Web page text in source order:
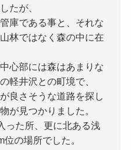
たが、
庫である事と、それな
林ではなく森の中に在
心部には森はあまりな
軽井沢との町境で、
良さそうな道路を探し
が見つかりました。
った所、更に北ある浅
の場所でした。